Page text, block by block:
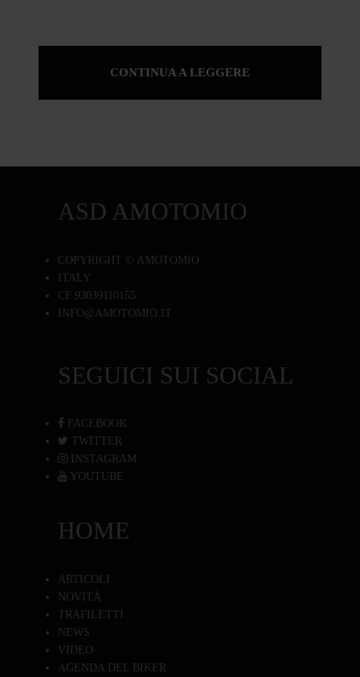
CONTINUA A LEGGERE
ASD AMOTOMIO
COPYRIGHT © AMOTOMIO
ITALY
CF 93039110155
INFO@AMOTOMIO.IT
SEGUICI SUI SOCIAL
FACEBOOK
TWITTER
INSTAGRAM
YOUTUBE
HOME
ARTICOLI
NOVITÀ
TRAFILETTI
NEWS
VIDEO
AGENDA DEL BIKER